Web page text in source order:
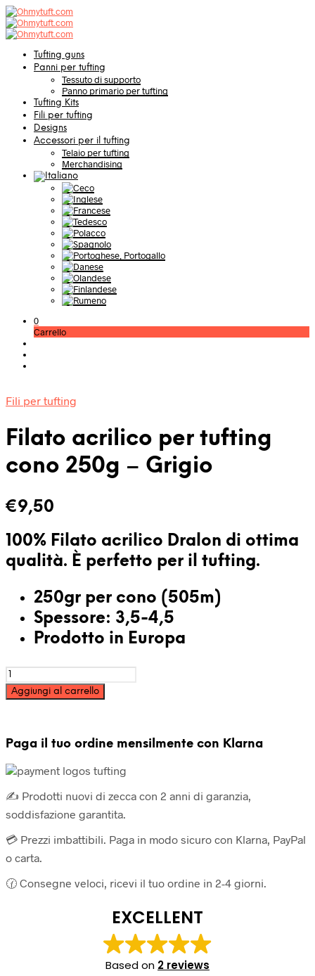
Tufting guns
Panni per tufting
Tessuto di supporto
Panno primario per tufting
Tufting Kits
Fili per tufting
Designs
Accessori per il tufting
Telaio per tufting
Merchandising
0
Carrello
Fili per tufting
Filato acrilico per tufting
cono 250g – Grigio
€9,50
100% Filato acrilico Dralon di ottima
qualità. È perfetto per il tufting.
250gr per cono (505m)
Spessore: 3,5-4,5
Prodotto in Europa
Filato
acrilico
per
250g
Grigio
Aggiungi al carrello
Paga il tuo ordine mensilmente con Klarna
✍️ Prodotti nuovi di zecca con 2 anni di garanzia,
soddisfazione garantita.
💳 Prezzi imbattibili. Paga in modo sicuro con Klarna, PayPal
o carta.
🕜 Consegne veloci, ricevi il tuo ordine in 2-4 giorni.
EXCELLENT
Based on 2 reviews